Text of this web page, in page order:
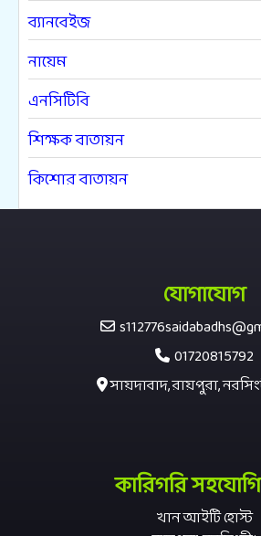
ব্যানবেইজ
নায়েম
এনসিটিবি
শিক্ষক বাতায়ন
কিশোর বাতায়ন
যোগাযোগ
01720815792
সায়দাবাদ, রায়পুরা,
কারিগরি
খান আইটি হোস্ট